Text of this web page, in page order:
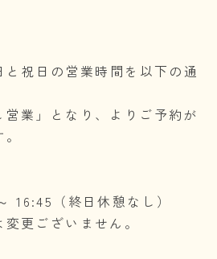
祝日の営業時間を以下の通
業」となり、よりご予約が
16:45（終日休憩なし）
更ございません。